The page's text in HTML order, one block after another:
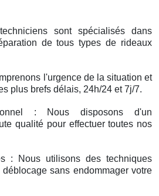
sont spécialisés dans
de tous types de rideaux
l'urgence de la situation et
plus brefs délais, 24h/24 et 7j/7.
: Nous disposons d'un
qualité pour effectuer toutes nos
: Nous utilisons des techniques
sans endommager votre